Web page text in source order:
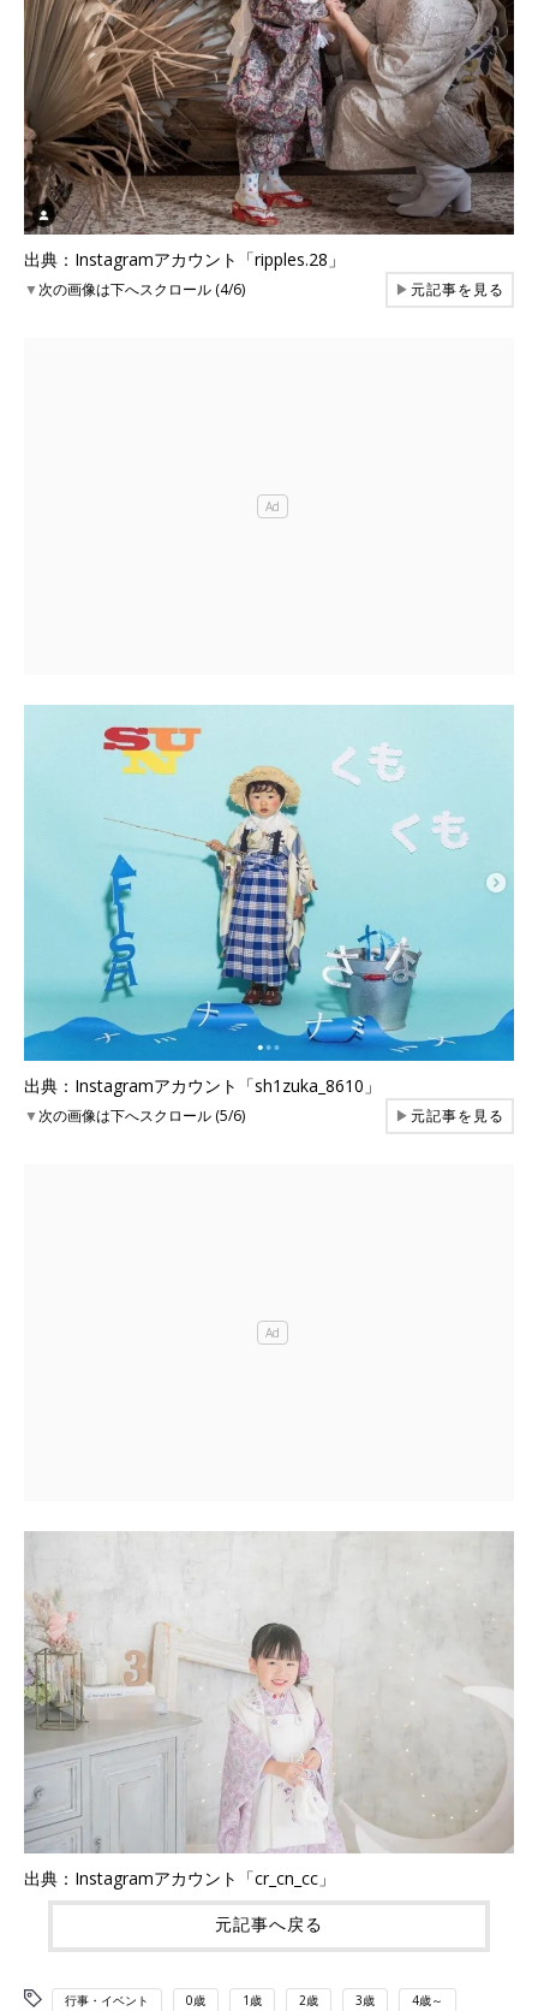
出典：Instagramアカウント「ripples.28」
▼次の画像は下へスクロール (4/6) ▶元記事を見る
出典：Instagramアカウント「sh1zuka_8610」
▼次の画像は下へスクロール (5/6) ▶元記事を見る
出典：Instagramアカウント「cr_cn_cc」
元記事へ戻る
行事・イベント 0歳 1歳 2歳 3歳 4歳～